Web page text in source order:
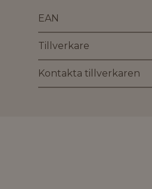
EAN
Tillverkare
Kontakta tillverkaren